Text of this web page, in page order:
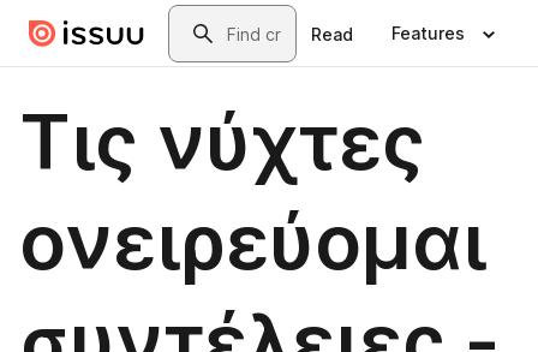
Skip to main contentSearch
Read Features
Τις νύχτες
ονειρεύομαι